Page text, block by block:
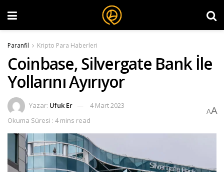
Paranfil Kripto Para Haberleri
Coinbase, Silvergate Bank İle
Yollarını Ayırıyor
Yazar: Ufuk Er
4 Mart 2023
Okuma Süresi : 4 mins read
AA